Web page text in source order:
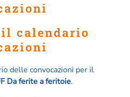
delle convocazioni per il
Da ferite a feritoie.